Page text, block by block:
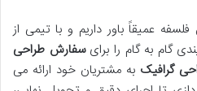
عمیقاً باور داریم و با تیمی از
گام به گام را برایسفارش طراحی
گرافیک به مشتریان خود ارائه می